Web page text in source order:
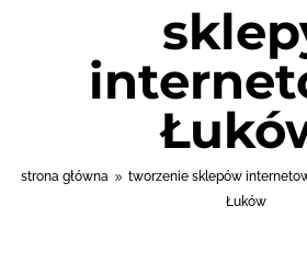
strona główna 9 tworzenie sklepów
Łuków